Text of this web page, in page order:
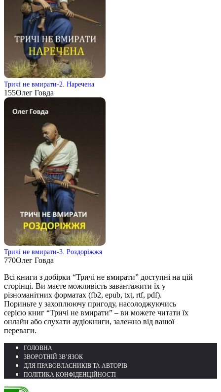
Тричі не вмирати-2. Наречена
155Олег Говда
Тричі не вмирати-3. Роздоріжжя
770Олег Говда
Всі книги з добірки “Тричі не вмирати” доступні на цій
сторінці. Ви маєте можливість завантажити їх у
різноманітних форматах (fb2, epub, txt, rtf, pdf).
Пориньте у захоплюючу пригоду, насолоджуючись
серією книг “Тричі не вмирати” – ви можете читати їх
онлайн або слухати аудіокниги, залежно від вашої
переваги.
ГОЛОВНА
ЗВОРОТНІЙ ЗВ’ЯЗОК
ДЛЯ ПРАВОВЛАСНИКІВ ТА АВТОРІВ
ПОЛІТИКА КОНФІДЕНЦІЙНОСТІ